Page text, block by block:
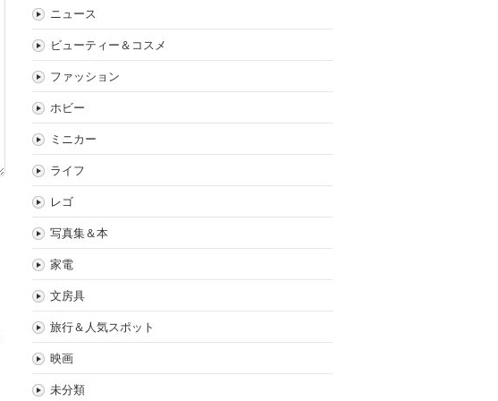
ニュース
ビューティー＆コスメ
ファッション
ホビー
ミニカー
ライフ
レゴ
写真集＆本
家電
文房具
旅行＆人気スポット
映画
未分類